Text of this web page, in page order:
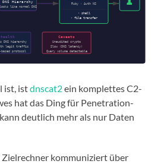
ist, istdnscat2ein komplettes C2-
hat das Ding für Penetration-
deutlich mehr als nur Daten
Zielrechner kommuniziert über